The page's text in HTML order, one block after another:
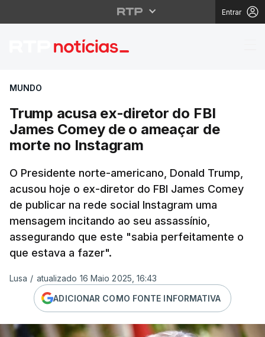
Entrar
Trump acusa ex-
MUNDO
Trump acusa ex-diretor do FBI
James Comey de o ameaçar de
morte no Instagram
O Presidente norte-americano, Donald Trump,
acusou hoje o ex-diretor do FBI James Comey
de publicar na rede social Instagram uma
mensagem incitando ao seu assassínio,
assegurando que este "sabia perfeitamente o
que estava a fazer".
Lusa / atualizado 16 Maio 2025, 16:43
ADICIONAR COMO FONTE INFORMATIVA